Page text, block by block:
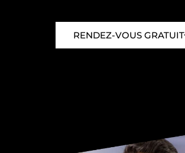
RENDEZ-VOUS GRATUIT